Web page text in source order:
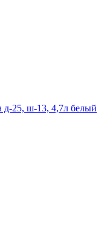
д-25, ш-13, 4,7л белый